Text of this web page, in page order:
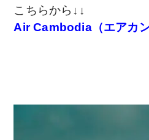
こちらから↓↓
Air Cambodia（エアカ